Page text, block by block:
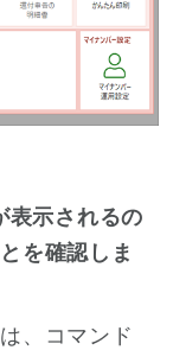
表示されるの
を確認しま
、コマンド